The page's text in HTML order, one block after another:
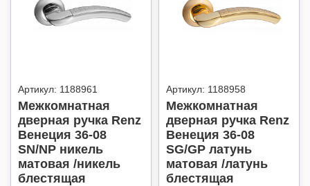
Артикул: 1188961
Межкомнатная
дверная ручка Renz
Венеция 36-08
SN/NP никель
матовая /никель
блестящая
Артикул: 1188958
Межкомнатная
дверная ручка Renz
Венеция 36-08
SG/GP латунь
матовая /латунь
блестящая